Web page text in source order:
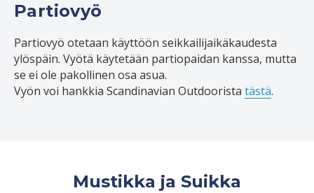
Partiovyö
Partiovyö otetaan käyttöön seikkailijaikäkaudesta
ylöspäin. Vyötä käytetään partiopaidan kanssa, mutta
se ei ole pakollinen osa asua.
Vyön voi hankkia Scandinavian Outdoorista tästä.
Mustikka ja Suikka